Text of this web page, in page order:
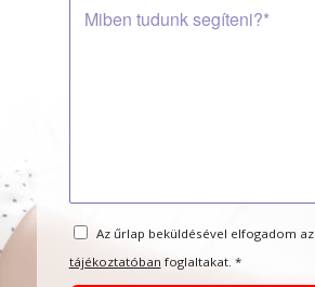
Az űrlap beküldésével elfogadom az
tájékoztatóban foglaltakat. *